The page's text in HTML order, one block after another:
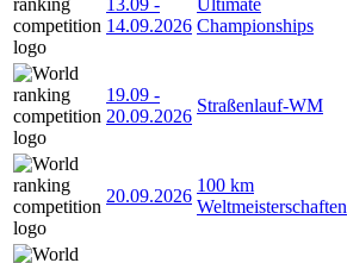
14.09.2026 Championships
19.09 -
20.09.2026
Straßenlauf-WM
20.09.2026
100 km
Weltmeisterschaften